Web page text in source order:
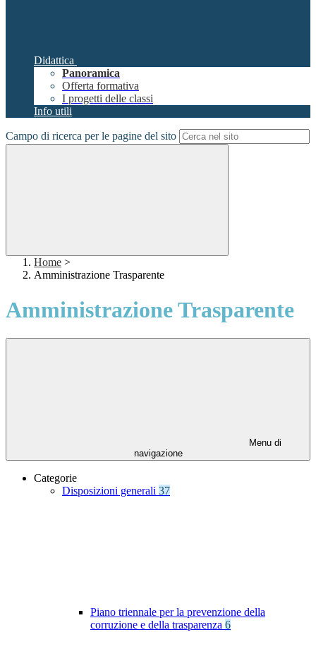
Didattica
Panoramica
Offerta formativa
I progetti delle classi
Info utili
Campo di ricerca per le pagine del sito
Home >
Amministrazione Trasparente
Amministrazione Trasparente
Menu di
navigazione
Categorie
Disposizioni generali 37
Piano triennale per la prevenzione della
corruzione e della trasparenza 6